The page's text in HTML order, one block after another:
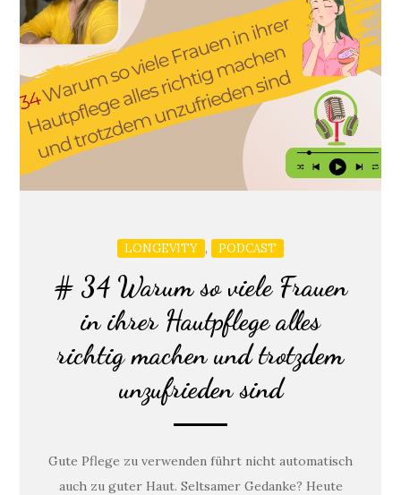
LONGEVITY , PODCAST
# 34 Warum so viele Frauen
in ihrer Hautpflege alles
richtig machen und trotzdem
unzufrieden sind
Gute Pflege zu verwenden führt nicht automatisch
auch zu guter Haut. Seltsamer Gedanke? Heute